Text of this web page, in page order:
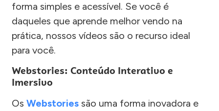
forma simples e acessível. Se você é
daqueles que aprende melhor vendo na
prática, nossos vídeos são o recurso ideal
para você.
Webstories: Conteúdo Interativo e
Imersivo
Os Webstories são uma forma inovadora e